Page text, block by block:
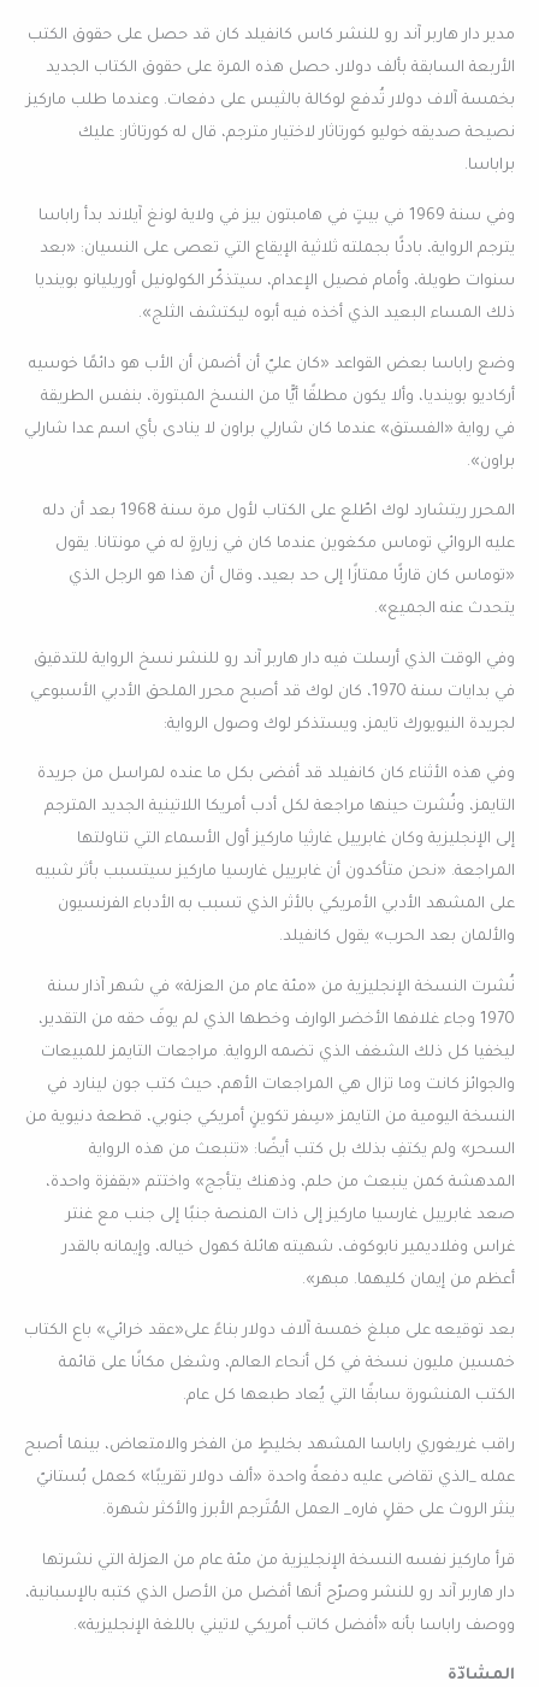
مدير دار هاربر آند رو للنشر كاس كانفيلد كان قد حصل على حقوق الكتب
الأربعة السابقة بألف دولار، حصل هذه المرة على حقوق الكتاب الجديد
بخمسة آلاف دولار تُدفع لوكالة بالثيس على دفعات. وعندما طلب ماركيز
نصيحة صديقه خوليو كورتاثار لاختيار مترجم، قال له كورتاثار: عليك
براباسا.
وفي سنة 1969 في بيتٍ في هامبتون بيز في ولاية لونغ آيلاند بدأ راباسا
يترجم الرواية، بادئًا بجملته ثلاثية الإيقاع التي تعصى على النسيان: «بعد
سنوات طويلة، وأمام فصيل الإعدام، سيتذكّر الكولونيل أوريليانو بوينديا
ذلك المساء البعيد الذي أخذه فيه أبوه ليكتشف الثلج».
وضع راباسا بعض القواعد «كان عليّ أن أضمن أن الأب هو دائمًا خوسيه
أركاديو بوينديا، وألا يكون مطلقًا أيًّا من النسخ المبتورة، بنفس الطريقة
في رواية «الفستق» عندما كان شارلي براون لا ينادى بأي اسم عدا شارلي
براون».
المحرر ريتشارد لوك اطّلع على الكتاب لأول مرة سنة 1968 بعد أن دله
عليه الروائي توماس مكغوين عندما كان في زيارةٍ له في مونتانا. يقول
«توماس كان قارئًا ممتازًا إلى حد بعيد، وقال أن هذا هو الرجل الذي
يتحدث عنه الجميع».
وفي الوقت الذي أرسلت فيه دار هاربر آند رو للنشر نسخ الرواية للتدقيق
في بدايات سنة 1970، كان لوك قد أصبح محرر الملحق الأدبي الأسبوعي
لجريدة النيويورك تايمز، ويستذكر لوك وصول الرواية:
وفي هذه الأثناء كان كانفيلد قد أفضى بكل ما عنده لمراسل من جريدة
التايمز، ونُشرت حينها مراجعة لكل أدب أمريكا اللاتينية الجديد المترجم
إلى الإنجليزية وكان غابرييل غارثيا ماركيز أول الأسماء التي تناولتها
المراجعة. «نحن متأكدون أن غابرييل غارسيا ماركيز سيتسبب بأثر شبيه
على المشهد الأدبي الأمريكي بالأثر الذي تسبب به الأدباء الفرنسيون
والألمان بعد الحرب» يقول كانفيلد.
نُشرت النسخة الإنجليزية من «مئة عام من العزلة» في شهر آذار سنة
1970 وجاء غلافها الأخضر الوارف وخطها الذي لم يوفَ حقه من التقدير،
ليخفيا كل ذلك الشغف الذي تضمه الرواية. مراجعات التايمز للمبيعات
والجوائز كانت وما تزال هي المراجعات الأهم، حيث كتب جون لينارد في
النسخة اليومية من التايمز «سِفر تكوينٍ أمريكي جنوبي، قطعة دنيوية من
السحر» ولم يكتفِ بذلك بل كتب أيضًا: «تنبعث من هذه الرواية
المدهشة كمن ينبعث من حلم، وذهنك يتأجج» واختتم «بقفزة واحدة،
صعد غابرييل غارسيا ماركيز إلى ذات المنصة جنبًا إلى جنب مع غنتر
غراس وفلاديمير نابوكوف، شهيته هائلة كهول خياله، وإيمانه بالقدر
أعظم من إيمان كليهما. مبهر».
بعد توقيعه على مبلغ خمسة آلاف دولار بناءً على«عقد خرائي» باع الكتاب
خمسين مليون نسخة في كل أنحاء العالم، وشغل مكانًا على قائمة
الكتب المنشورة سابقًا التي يُعاد طبعها كل عام.
راقب غريغوري راباسا المشهد بخليطٍ من الفخر والامتعاض، بينما أصبح
عمله _الذي تقاضى عليه دفعةً واحدة «ألف دولار تقريبًا» كعمل بُستانيّ
ينثر الروث على حقلٍ فاره_ العمل المُتَرجم الأبرز والأكثر شهرة.
قرأ ماركيز نفسه النسخة الإنجليزية من مئة عام من العزلة التي نشرتها
دار هاربر آند رو للنشر وصرّح أنها أفضل من الأصل الذي كتبه بالإسبانية،
ووصف راباسا بأنه «أفضل كاتب أمريكي لاتيني باللغة الإنجليزية».
المشادّة